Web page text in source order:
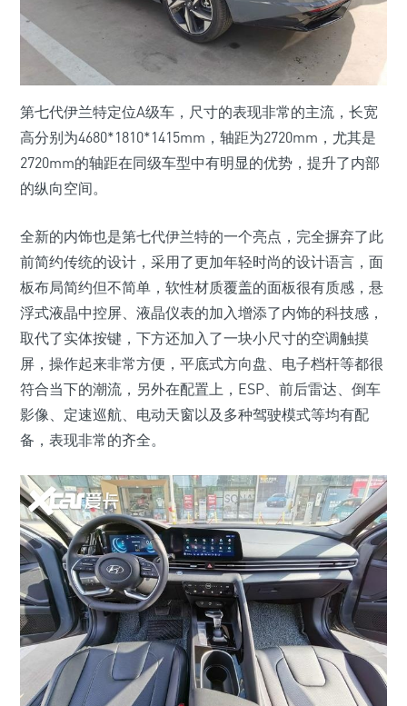
第七代伊兰特定位A级车，尺寸的表现非常的主流，长宽
高分别为4680*1810*1415mm，轴距为2720mm，尤其是
2720mm的轴距在同级车型中有明显的优势，提升了内部
的纵向空间。
全新的内饰也是第七代伊兰特的一个亮点，完全摒弃了此
前简约传统的设计，采用了更加年轻时尚的设计语言，面
板布局简约但不简单，软性材质覆盖的面板很有质感，悬
浮式液晶中控屏、液晶仪表的加入增添了内饰的科技感，
取代了实体按键，下方还加入了一块小尺寸的空调触摸
屏，操作起来非常方便，平底式方向盘、电子档杆等都很
符合当下的潮流，另外在配置上，ESP、前后雷达、倒车
影像、定速巡航、电动天窗以及多种驾驶模式等均有配
备，表现非常的齐全。